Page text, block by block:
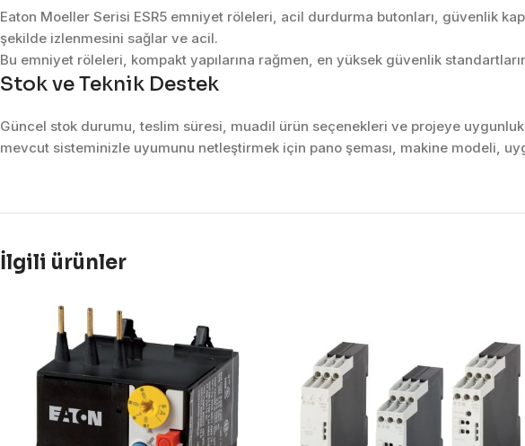
Eaton Moeller Serisi ESR5 emniyet röleleri, acil durdurma butonları, güvenlik
şekilde izlenmesini sağlar ve acil.
Bu emniyet röleleri, kompakt yapılarına rağmen, en yüksek güvenlik
Stok ve Teknik Destek
Güncel stok durumu, teslim süresi, muadil ürün seçenekleri ve projeye
mevcut sisteminizle uyumunu netleştirmek için pano şeması, makine modeli,
İlgili ürünler